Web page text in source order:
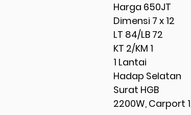
Harga 650JT
Dimensi 7 x 12
LT 84/LB 72
KT 2/KM 1
1 Lantai
Hadap Selatan
Surat HGB
2200W, Carport